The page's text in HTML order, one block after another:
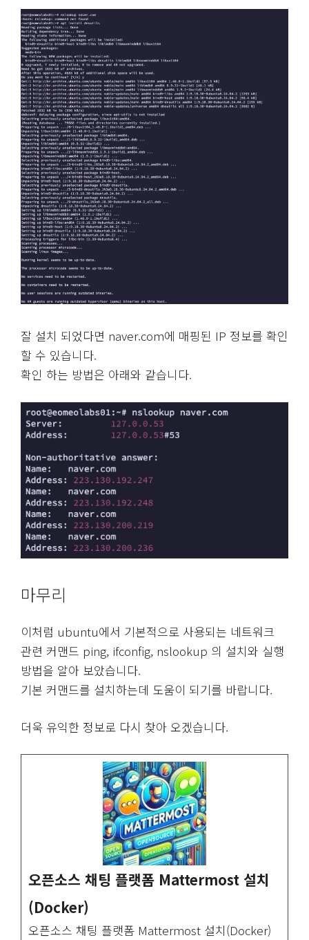
잘 설치 되었다면 naver.com에 매핑된 IP 정보를 확인
할 수 있습니다.
확인 하는 방법은 아래와 같습니다.
마무리
이처럼 ubuntu에서 기본적으로 사용되는 네트워크
관련 커맨드 ping, ifconfig, nslookup 의 설치와 실행
방법을 알아 보았습니다.
기본 커맨드를 설치하는데 도움이 되기를 바랍니다.
더욱 유익한 정보로 다시 찾아 오겠습니다.
오픈소스 채팅 플랫폼 Mattermost 설치
(Docker)
오픈소스 채팅 플랫폼 Mattermost 설치(Docker)